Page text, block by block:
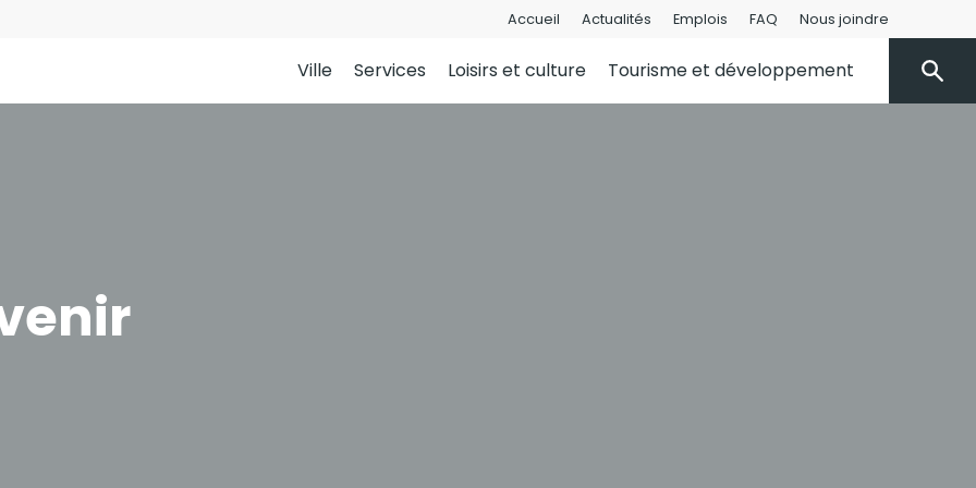
Accueil Actualités Emplois FAQ Nous joindre
Ville Services Loisirs et culture Tourisme et développement